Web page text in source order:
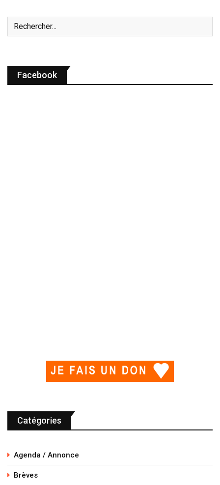
Facebook
Catégories
Agenda / Annonce
Brèves